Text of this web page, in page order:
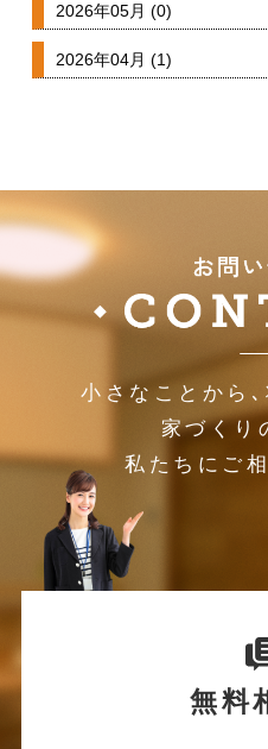
2026年05月 (0)
2026年04月 (1)
小さなことから
家づくり
私たちにご
無料